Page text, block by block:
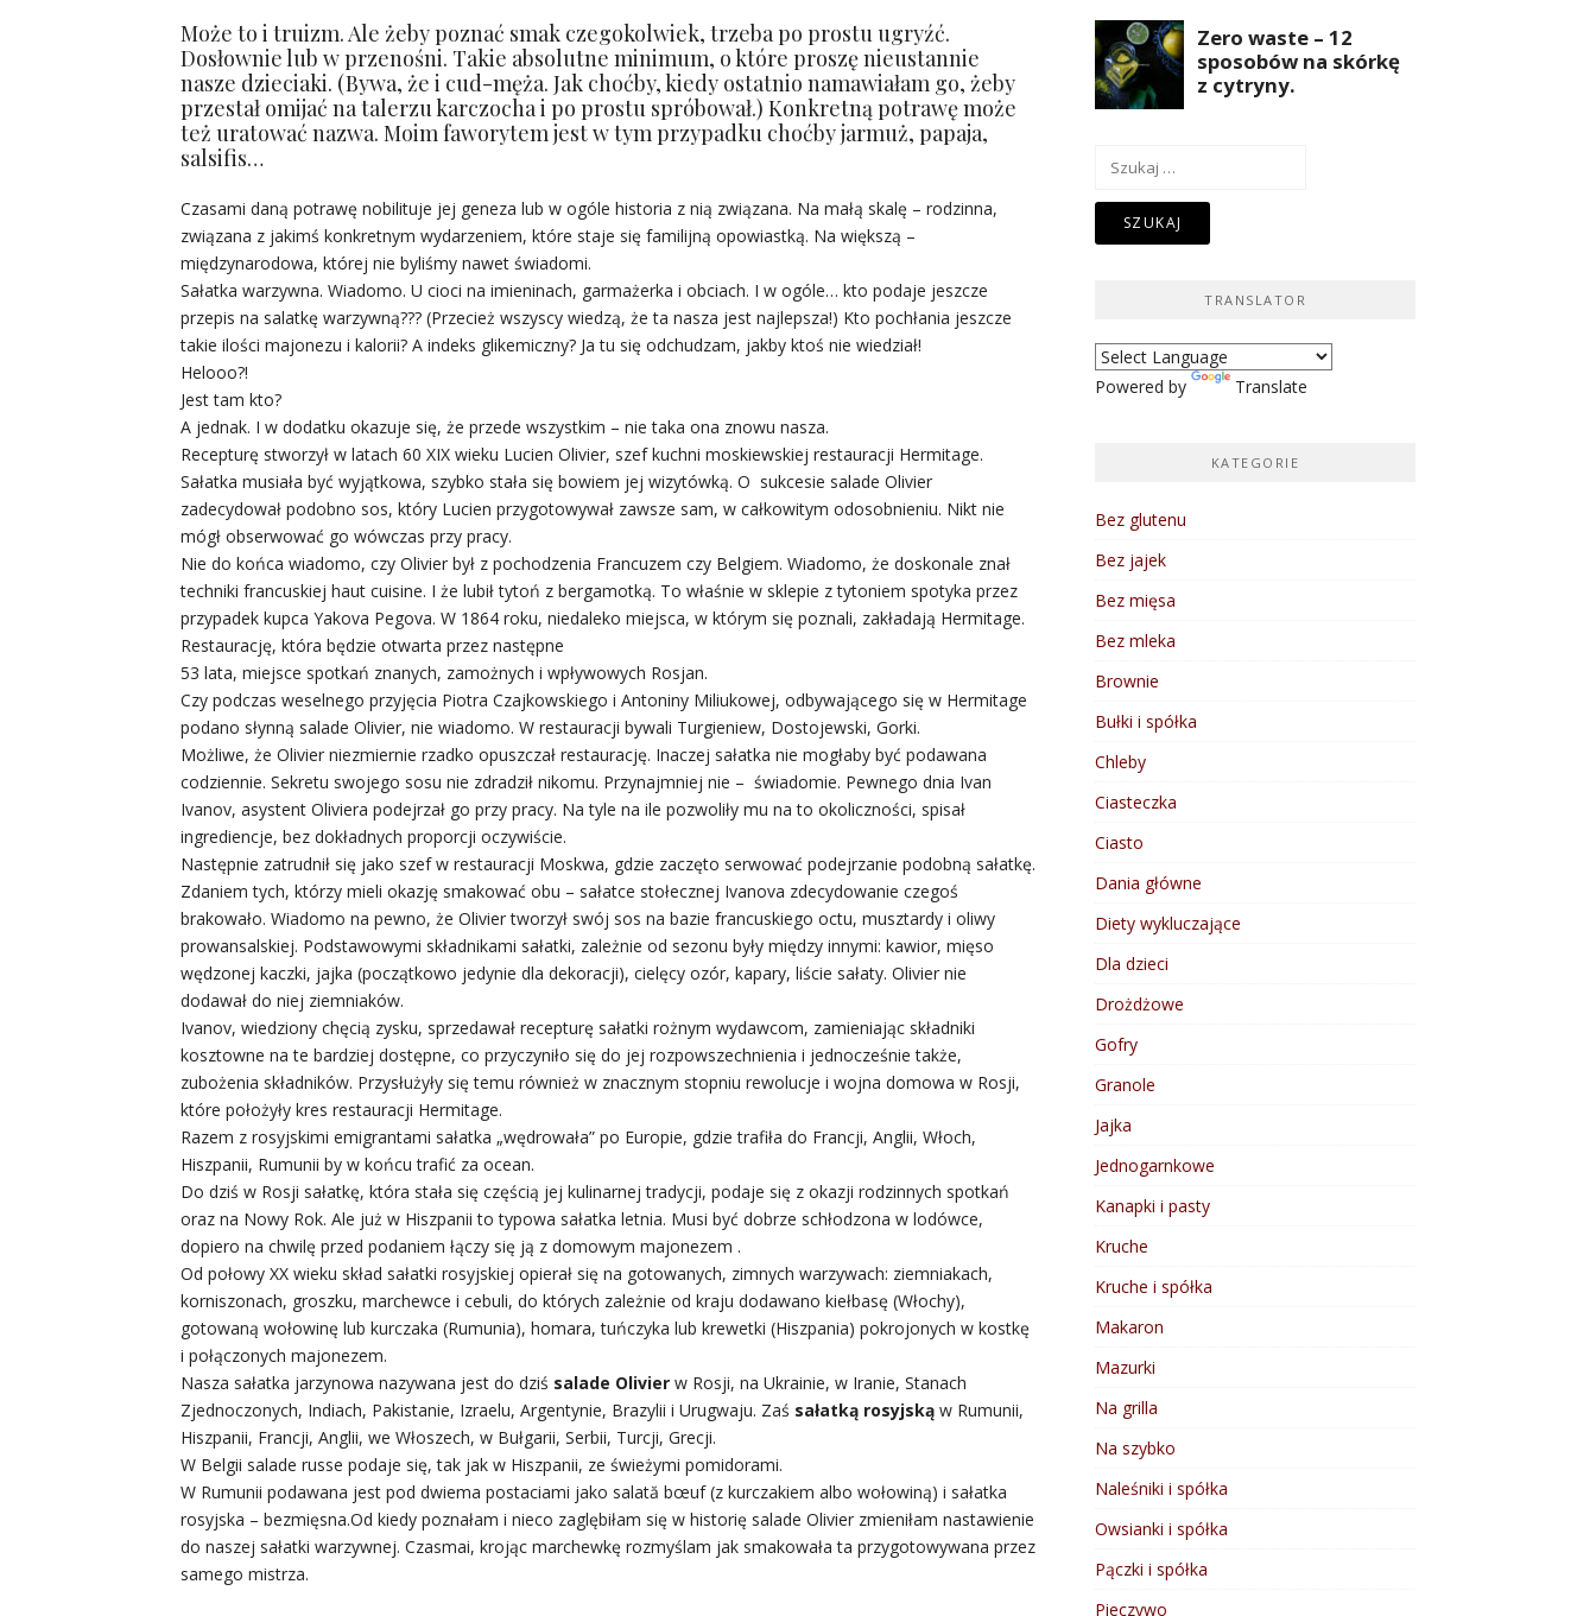
Może to i truizm. Ale żeby poznać smak czegokolwiek, trzeba po prostu ugryźć.
Dosłownie lub w przenośni. Takie absolutne minimum, o które proszę nieustannie
nasze dzieciaki. (Bywa, że i cud-męża. Jak choćby, kiedy ostatnio namawiałam go, żeby
przestał omijać na talerzu karczocha i po prostu spróbował.) Konkretną potrawę może
też uratować nazwa. Moim faworytem jest w tym przypadku choćby jarmuż, papaja,
salsifis…
Czasami daną potrawę nobilituje jej geneza lub w ogóle historia z nią związana. Na małą skalę – rodzinna,
związana z jakimś konkretnym wydarzeniem, które staje się familijną opowiastką. Na większą –
międzynarodowa, której nie byliśmy nawet świadomi.
Sałatka warzywna. Wiadomo. U cioci na imieninach, garmażerka i obciach. I w ogóle… kto podaje jeszcze
przepis na salatkę warzywną??? (Przecież wszyscy wiedzą, że ta nasza jest najlepsza!) Kto pochłania jeszcze
takie ilości majonezu i kalorii? A indeks glikemiczny? Ja tu się odchudzam, jakby ktoś nie wiedział!
Helooo?!
Jest tam kto?
A jednak. I w dodatku okazuje się, że przede wszystkim – nie taka ona znowu nasza.
Recepturę stworzył w latach 60 XIX wieku Lucien Olivier, szef kuchni moskiewskiej restauracji Hermitage.
Sałatka musiała być wyjątkowa, szybko stała się bowiem jej wizytówką. O sukcesie salade Olivier
zadecydował podobno sos, który Lucien przygotowywał zawsze sam, w całkowitym odosobnieniu. Nikt nie
mógł obserwować go wówczas przy pracy.
Nie do końca wiadomo, czy Olivier był z pochodzenia Francuzem czy Belgiem. Wiadomo, że doskonale znał
techniki francuskiej haut cuisine. I że lubił tytoń z bergamotką. To właśnie w sklepie z tytoniem spotyka przez
przypadek kupca Yakova Pegova. W 1864 roku, niedaleko miejsca, w którym się poznali, zakładają Hermitage.
Restaurację, która będzie otwarta przez następne
53 lata, miejsce spotkań znanych, zamożnych i wpływowych Rosjan.
Czy podczas weselnego przyjęcia Piotra Czajkowskiego i Antoniny Miliukowej, odbywającego się w Hermitage
podano słynną salade Olivier, nie wiadomo. W restauracji bywali Turgieniew, Dostojewski, Gorki.
Możliwe, że Olivier niezmiernie rzadko opuszczał restaurację. Inaczej sałatka nie mogłaby być podawana
codziennie. Sekretu swojego sosu nie zdradził nikomu. Przynajmniej nie – świadomie. Pewnego dnia Ivan
Ivanov, asystent Oliviera podejrzał go przy pracy. Na tyle na ile pozwoliły mu na to okoliczności, spisał
ingrediencje, bez dokładnych proporcji oczywiście.
Następnie zatrudnił się jako szef w restauracji Moskwa, gdzie zaczęto serwować podejrzanie podobną sałatkę.
Zdaniem tych, którzy mieli okazję smakować obu – sałatce stołecznej Ivanova zdecydowanie czegoś
brakowało. Wiadomo na pewno, że Olivier tworzył swój sos na bazie francuskiego octu, musztardy i oliwy
prowansalskiej. Podstawowymi składnikami sałatki, zależnie od sezonu były między innymi: kawior, mięso
wędzonej kaczki, jajka (początkowo jedynie dla dekoracji), cielęcy ozór, kapary, liście sałaty. Olivier nie
dodawał do niej ziemniaków.
Ivanov, wiedziony chęcią zysku, sprzedawał recepturę sałatki rożnym wydawcom, zamieniając składniki
kosztowne na te bardziej dostępne, co przyczyniło się do jej rozpowszechnienia i jednocześnie także,
zubożenia składników. Przysłużyły się temu również w znacznym stopniu rewolucje i wojna domowa w Rosji,
które położyły kres restauracji Hermitage.
Razem z rosyjskimi emigrantami sałatka „wędrowała” po Europie, gdzie trafiła do Francji, Anglii, Włoch,
Hiszpanii, Rumunii by w końcu trafić za ocean.
Do dziś w Rosji sałatkę, która stała się częścią jej kulinarnej tradycji, podaje się z okazji rodzinnych spotkań
oraz na Nowy Rok. Ale już w Hiszpanii to typowa sałatka letnia. Musi być dobrze schłodzona w lodówce,
dopiero na chwilę przed podaniem łączy się ją z domowym majonezem .
Od połowy XX wieku skład sałatki rosyjskiej opierał się na gotowanych, zimnych warzywach: ziemniakach,
korniszonach, groszku, marchewce i cebuli, do których zależnie od kraju dodawano kiełbasę (Włochy),
gotowaną wołowinę lub kurczaka (Rumunia), homara, tuńczyka lub krewetki (Hiszpania) pokrojonych w kostkę
i połączonych majonezem.
Nasza sałatka jarzynowa nazywana jest do dziś salade Olivier w Rosji, na Ukrainie, w Iranie, Stanach
Zjednoczonych, Indiach, Pakistanie, Izraelu, Argentynie, Brazylii i Urugwaju. Zaś sałatką rosyjską w Rumunii,
Hiszpanii, Francji, Anglii, we Włoszech, w Bułgarii, Serbii, Turcji, Grecji.
W Belgii salade russe podaje się, tak jak w Hiszpanii, ze świeżymi pomidorami.
W Rumunii podawana jest pod dwiema postaciami jako salată bœuf (z kurczakiem albo wołowiną) i sałatka
rosyjska – bezmięsna.Od kiedy poznałam i nieco zaglębiłam się w historię salade Olivier zmieniłam nastawienie
do naszej sałatki warzywnej. Czasmai, krojąc marchewkę rozmyślam jak smakowała ta przygotowywana przez
samego mistrza.
Szukaj:
TRANSLATOR
Powered by Translate
KATEGORIE
Bez glutenu
Bez jajek
Bez mięsa
Bez mleka
Brownie
Bułki i spółka
Chleby
Ciasteczka
Ciasto
Dania główne
Diety wykluczające
Dla dzieci
Drożdżowe
Gofry
Granole
Jajka
Jednogarnkowe
Kanapki i pasty
Kruche
Kruche i spółka
Makaron
Mazurki
Na grilla
Na szybko
Naleśniki i spółka
Owsianki i spółka
Pączki i spółka
Pieczywo